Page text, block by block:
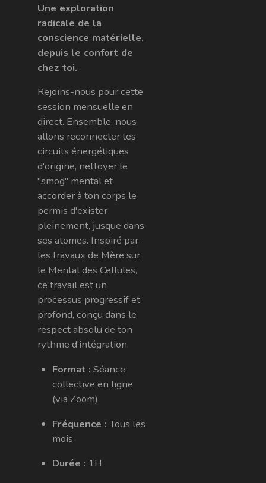
Une exploration
radicale de la
conscience matérielle,
depuis le confort de
chez toi.
Rejoins-nous pour cette
session mensuelle en
direct. Ensemble, nous
allons reconnecter tes
circuits énergétiques
d'origine, nettoyer le
"smog" mental et
accorder à ton corps le
permis d'exister
pleinement, jusque dans
ses atomes. Inspiré par
les travaux de Mère sur
le Mental des Cellules,
ce travail est un
processus progressif et
profond, conçu dans le
respect absolu de ton
rythme d'intégration.
Format : Séance
collective en ligne
(via Zoom)
Fréquence : Tous les
mois
Durée : 1H